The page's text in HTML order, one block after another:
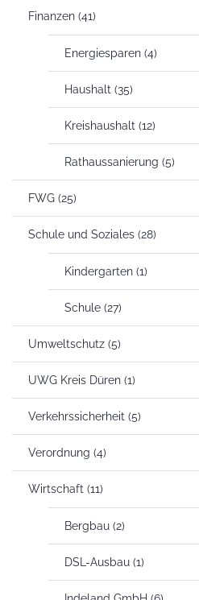
Finanzen (41)
Energiesparen (4)
Haushalt (35)
Kreishaushalt (12)
Rathaussanierung (5)
FWG (25)
Schule und Soziales (28)
Kindergarten (1)
Schule (27)
Umweltschutz (5)
UWG Kreis Düren (1)
Verkehrssicherheit (5)
Verordnung (4)
Wirtschaft (11)
Bergbau (2)
DSL-Ausbau (1)